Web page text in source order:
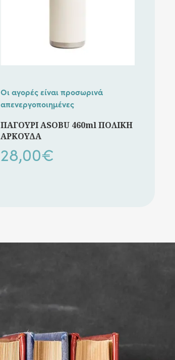
Οι αγορές είναι προσωρινά
απενεργοποιημένες
ΠΑΓΟΥΡΙ ASOBU 460ml ΠΟΛΙΚΗ
ΑΡΚΟΥΔΑ
28,00€